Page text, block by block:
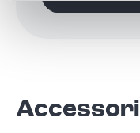
Accessori